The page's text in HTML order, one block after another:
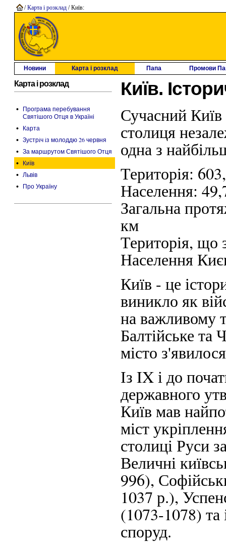
/Карта і розклад/ Київ:
Новини Карта і розклад Папа Промови
Карта і розклад
• Програма перебування
Святішого Отця в Україні
• Карта
• Зустрiч iз молоддю 26 червня
• За маршрутом Святішого Отця
• Київ
• Львів
• Про Україну
Київ.
Сучасний
столиця
одна з
Територія:
Населення:
Загальна
км
Територія, що
Населення
Київ - це
виникло як
на важливому
Балтійське
місто
Із IX і до
державного
Київ мав
міст
столиці Руси
Величні
996),
1037 р.),
(1073-1078) та
споруд.